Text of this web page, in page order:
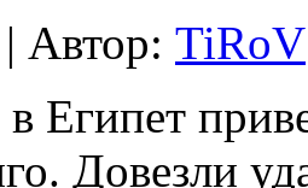
Автор: TiRoV
Египет
Довезли